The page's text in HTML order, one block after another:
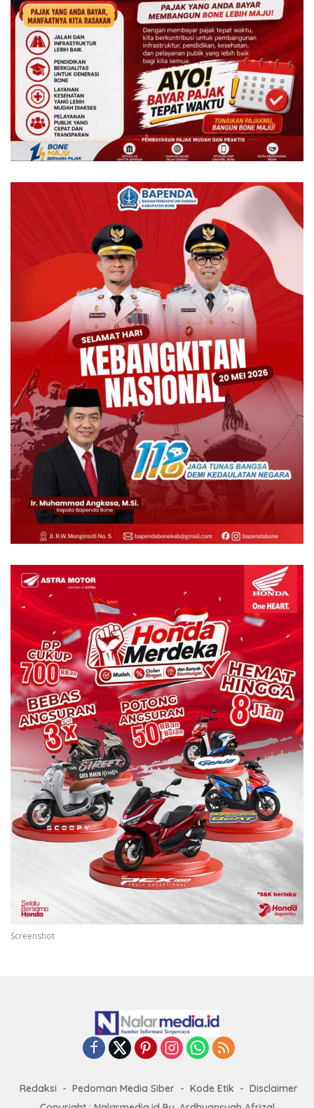
Screenshot
Redaksi Pedoman Media Siber Kode Etik
Disclaimer